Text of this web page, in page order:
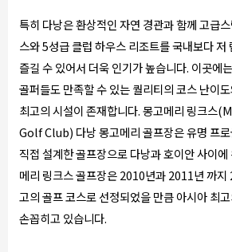
특히 다낭은 환상적인 자연 경관과 함께 고급
스와 5성급 클럽 하우스 리조트를 국내보다 저
즐길 수 있어서 더욱 인기가 높습니다. 이곳에
골퍼들도 만족할 수 있는 퀄리티의 코스 난이
최고의 시설이 존재합니다. 몽고메리 링크
Golf Club) 다낭 몽고메리 골프장은 유명 프
직접 설계한 골프장으로 다낭과 호이안 사이
메리 링크스 골프장은 2010년과 2011년 까지
고의 골프 코스로 선정되었을 만큼 아시아 최
손꼽히고 있습니다.